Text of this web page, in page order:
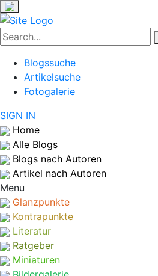
Blogssuche
Artikelsuche
Fotogalerie
SIGN IN
Home
Alle Blogs
Blogs nach Autoren
Artikel nach Autoren
Menu
Glanzpunkte
Kontrapunkte
Literatur
Ratgeber
Miniaturen